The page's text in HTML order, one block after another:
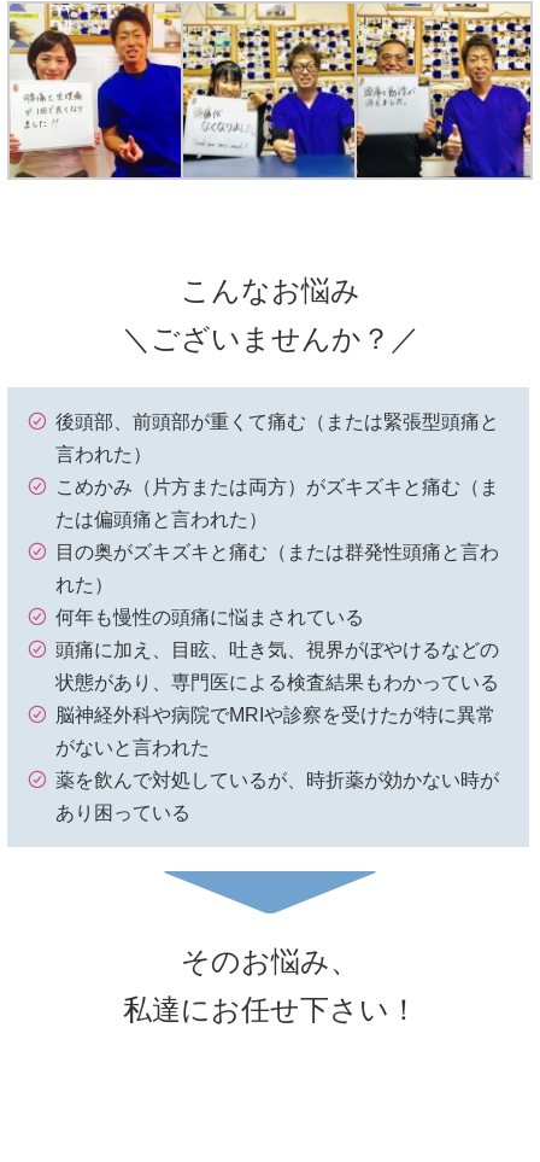
こんなお悩み
＼ございませんか？／
後頭部、前頭部が重くて痛む（または緊張型頭痛と
言われた）
こめかみ（片方または両方）がズキズキと痛む（ま
たは偏頭痛と言われた）
目の奥がズキズキと痛む（または群発性頭痛と言わ
れた）
何年も慢性の頭痛に悩まされている
頭痛に加え、目眩、吐き気、視界がぼやけるなどの
状態があり、専門医による検査結果もわかっている
脳神経外科や病院でMRIや診察を受けたが特に異常
がないと言われた
薬を飲んで対処しているが、時折薬が効かない時が
あり困っている
そのお悩み、
私達にお任せ下さい！